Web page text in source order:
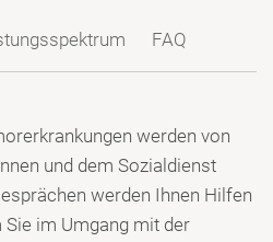
FAQ
werden von
und dem Sozialdienst
werden Ihnen Hilfen
Sie im Umgang mit der